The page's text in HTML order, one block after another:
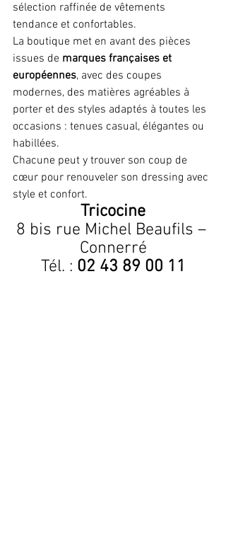
sélection raffinée de vêtements
tendance et confortables.
La boutique met en avant des pièces
issues de marques françaises et
européennes, avec des coupes
modernes, des matières agréables à
porter et des styles adaptés à toutes les
occasions : tenues casual, élégantes ou
habillées.
Chacune peut y trouver son coup de
cœur pour renouveler son dressing avec
style et confort.
Tricocine
8 bis rue Michel Beaufils –
Connerré
Tél. : 02 43 89 00 11